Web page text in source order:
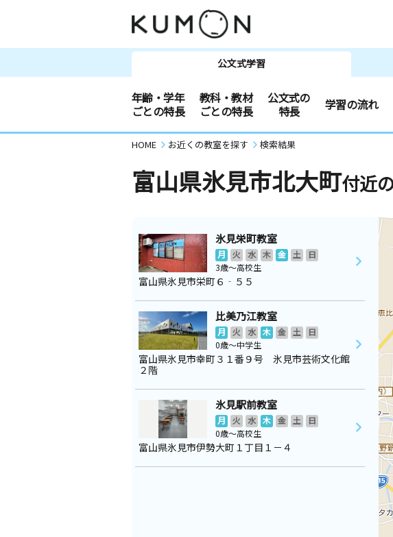
公文式学習
年齢・学年
ごとの特長
教科・教材
ごとの特長
公文式の
特長
学習の流れ
HOME お近くの教室を探す 検索結果
富山県氷見市北大町付近
氷見栄町教室
月 火 水 木 金 土
日
3歳～高校生
富山県氷見市栄町６‐５５
比美乃江教室
月 火 水 木 金 土
日
0歳～中学生
富山県氷見市幸町３１番９号 氷見市芸術文化館
２階
氷見駅前教室
月 火 水 木 金 土
日
0歳～高校生
富山県氷見市伊勢大町１丁目１－４